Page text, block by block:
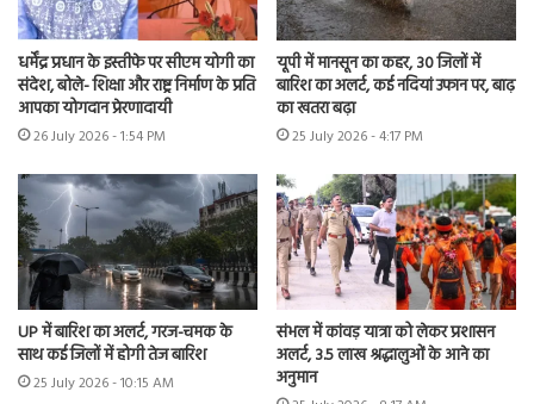
धर्मेंद्र प्रधान के इस्तीफे पर सीएम योगी का
संदेश, बोले- शिक्षा और राष्ट्र निर्माण के प्रति
आपका योगदान प्रेरणादायी
26 July 2026 - 1:54 PM
यूपी में मानसून का कहर, 30 जिलों में
बारिश का अलर्ट, कई नदियां उफान पर, बाढ़
का खतरा बढ़ा
25 July 2026 - 4:17 PM
UP में बारिश का अलर्ट, गरज-चमक के
साथ कई जिलों में होगी तेज बारिश
25 July 2026 - 10:15 AM
संभल में कांवड़ यात्रा को लेकर प्रशासन
अलर्ट, 3.5 लाख श्रद्धालुओं के आने का
अनुमान